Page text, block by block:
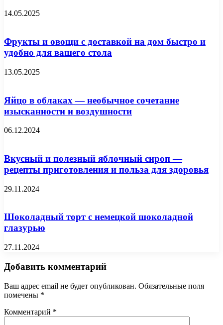
14.05.2025
Фрукты и овощи с доставкой на дом быстро и
удобно для вашего стола
13.05.2025
Яйцо в облаках — необычное сочетание
изысканности и воздушности
06.12.2024
Вкусный и полезный яблочный сироп —
рецепты приготовления и польза для здоровья
29.11.2024
Шоколадный торт с немецкой шоколадной
глазурью
27.11.2024
Добавить комментарий
Ваш адрес email не будет опубликован. Обязательные поля
помечены *
Комментарий *